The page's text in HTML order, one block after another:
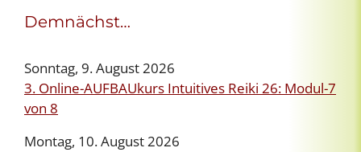
Demnächst…
Sonntag, 9. August 2026
3. Online-AUFBAUkurs Intuitives Reiki 26: Modul-7
von 8
Montag, 10. August 2026